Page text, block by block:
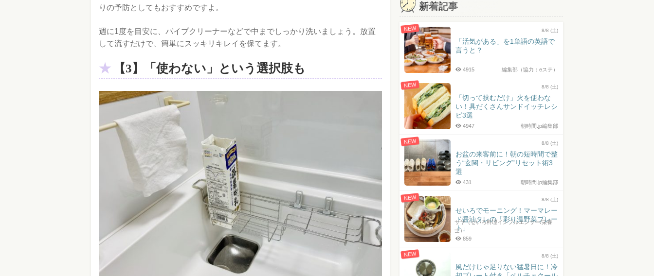
りの予防としてもおすすめですよ。
週に1度を目安に、パイプクリーナーなどで中までしっかり洗いましょう。放置
して流すだけで、簡単にスッキリキレイを保てます。
【3】「使わない」という選択肢も
新着記事
NEW 8/8 (土)
「活気がある」を1単語の英語で
言うと？
編集部（協力：eステ）
4915
NEW 8/8 (土)
「切って挟むだけ」火を使わな
い！具だくさんサンドイッチレシ
ピ3選
朝時間.jp編集部
4947
NEW 8/8 (土)
お盆の来客前に！朝の短時間で整
う“玄関・リビング”リセット術3
選
朝時間.jp編集部
431
NEW 8/8 (土)
せいろでモーニング！マーマレー
ド醤油タレの「彩り温野菜プレー
ト」
サヤ（せいろ料理インフルエンサー/栄養
士）
859
NEW 8/8 (土)
風だけじゃ足りない猛暑日に！冷